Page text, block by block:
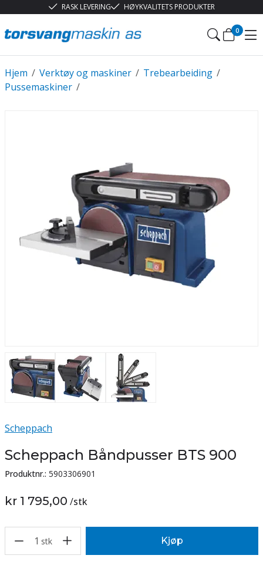
RASK LEVERING HØYKVALITETS PRODUKTER
0
/
Hjem /
Verktøy og maskiner /
Trebearbeiding
/
Pussemaskiner
Scheppach
Scheppach Båndpusser BTS 900
Produktnr.: 5903306901
kr 1 795,00 /stk
1 stk Kjøp